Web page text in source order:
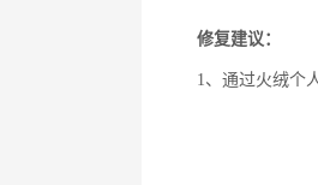
修复建议：
1、通过火绒个